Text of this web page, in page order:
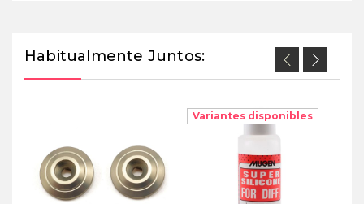
Habitualmente Juntos:
Variantes disponibles